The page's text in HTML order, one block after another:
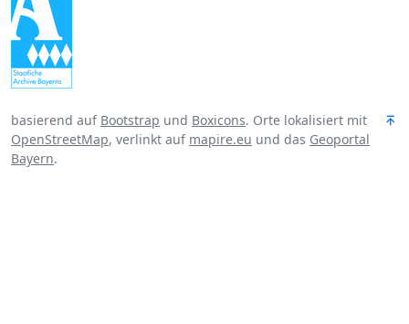
basierend auf Bootstrap und Boxicons. Orte lokalisiert mit
OpenStreetMap, verlinkt auf mapire.eu und das Geoportal
Bayern.